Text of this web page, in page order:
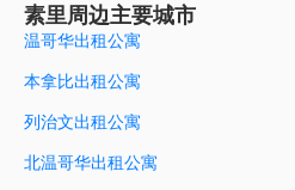
素里周边主要城市
温哥华出租公寓
本拿比出租公寓
列治文出租公寓
北温哥华出租公寓